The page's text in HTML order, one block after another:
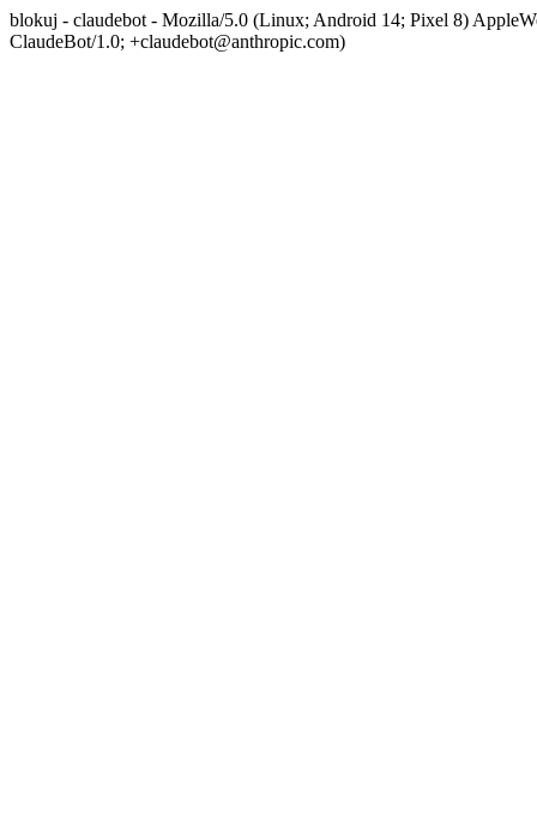
blokuj - claudebot - Mozilla/5.0 (Linux; Android 14; Pixel 8)
ClaudeBot/1.0; +claudebot@anthropic.com)